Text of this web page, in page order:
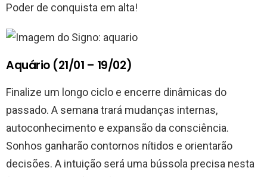
Poder de conquista em alta!
Aquário (21/01 – 19/02)
Finalize um longo ciclo e encerre dinâmicas do
passado. A semana trará mudanças internas,
autoconhecimento e expansão da consciência.
Sonhos ganharão contornos nítidos e orientarão
decisões. A intuição será uma bússola precisa nesta